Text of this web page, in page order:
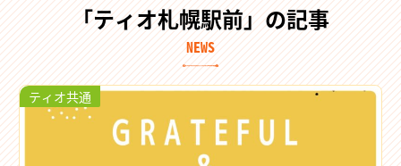
「ティオ札幌駅前」の記事
NEWS
ティオ共通